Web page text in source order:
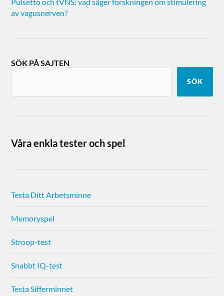
av vagusnerven?
SÖK PÅ SAJTEN
SÖK
Våra enkla tester och spel
Testa Ditt Arbetsminne
Memoryspel
Stroop-test
Snabbt IQ-test
Testa Sifferminnet